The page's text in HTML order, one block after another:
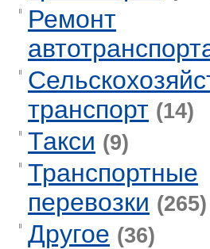
Ремонт
транспорт (14)
Такси (9)
Транспортные
перевозки (265)
Другое (36)